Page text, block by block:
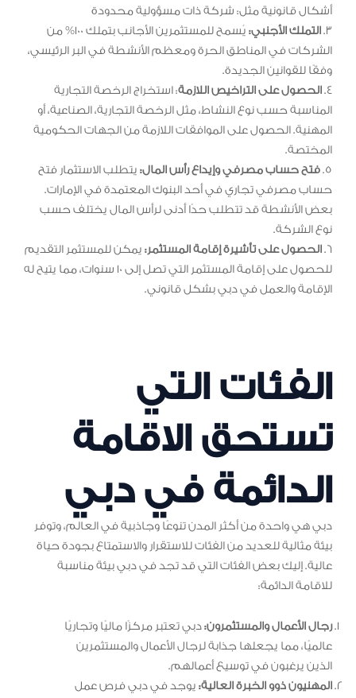
أشكال قانونية مثل: شركة ذات مسؤولية محدودة
3. التملك الأجنبي:
يُسمح للمستثمرين الأجانب بتملك 100% من
الشركات في المناطق الحرة ومعظم الأنشطة في البر الرئيسي،
وفقًا للقوانين الجديدة.
4. الحصول على التراخيص اللازمة: استخراج الرخصة التجارية
المناسبة حسب نوع النشاط، مثل الرخصة التجارية، الصناعية، أو
المهنية. الحصول على الموافقات اللازمة من الجهات الحكومية
المختصة.
5. فتح حساب مصرفي وإيداع رأس المال: يتطلب الاستثمار فتح
حساب مصرفي تجاري في أحد البنوك المعتمدة في الإمارات.
بعض الأنشطة قد تتطلب حدًا أدنى لرأس المال يختلف حسب
نوع الشركة.
6. الحصول على تأشيرة إقامة المستثمر: يمكن للمستثمر التقديم
للحصول على إقامة المستثمر التي تصل إلى 10 سنوات، مما يتيح له
الإقامة والعمل في دبي بشكل قانوني.
الفئات التي
تستحق الاقامة
الدائمة في دبي
دبي هي واحدة من أكثر المدن تنوعًا وجاذبية في العالم، وتوفر
بيئة مثالية للعديد من الفئات للاستقرار والاستمتاع بجودة حياة
عالية. إليك بعض الفئات التي قد تجد في دبي بيئة مناسبة
للاقامة الدائمة:
رجال الأعمال والمستثمرون:دبي تعتبر مركزًا ماليًا وتجاريًا
عالميًا، مما يجعلها جذابة لرجال الأعمال والمستثمرين
الذين يرغبون في توسيع أعمالهم.
المهنيون ذوو الخبرة العالية: يوجد في دبي فرص عمل